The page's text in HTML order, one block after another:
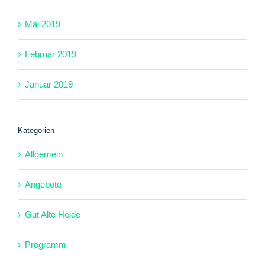
Mai 2019
Februar 2019
Januar 2019
Kategorien
Allgemein
Angebote
Gut Alte Heide
Programm